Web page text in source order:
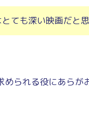
ても深い映画だと
められる役にあらが